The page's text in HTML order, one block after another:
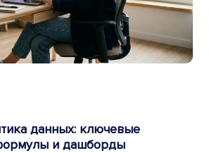
данных: ключевые
и дашборды